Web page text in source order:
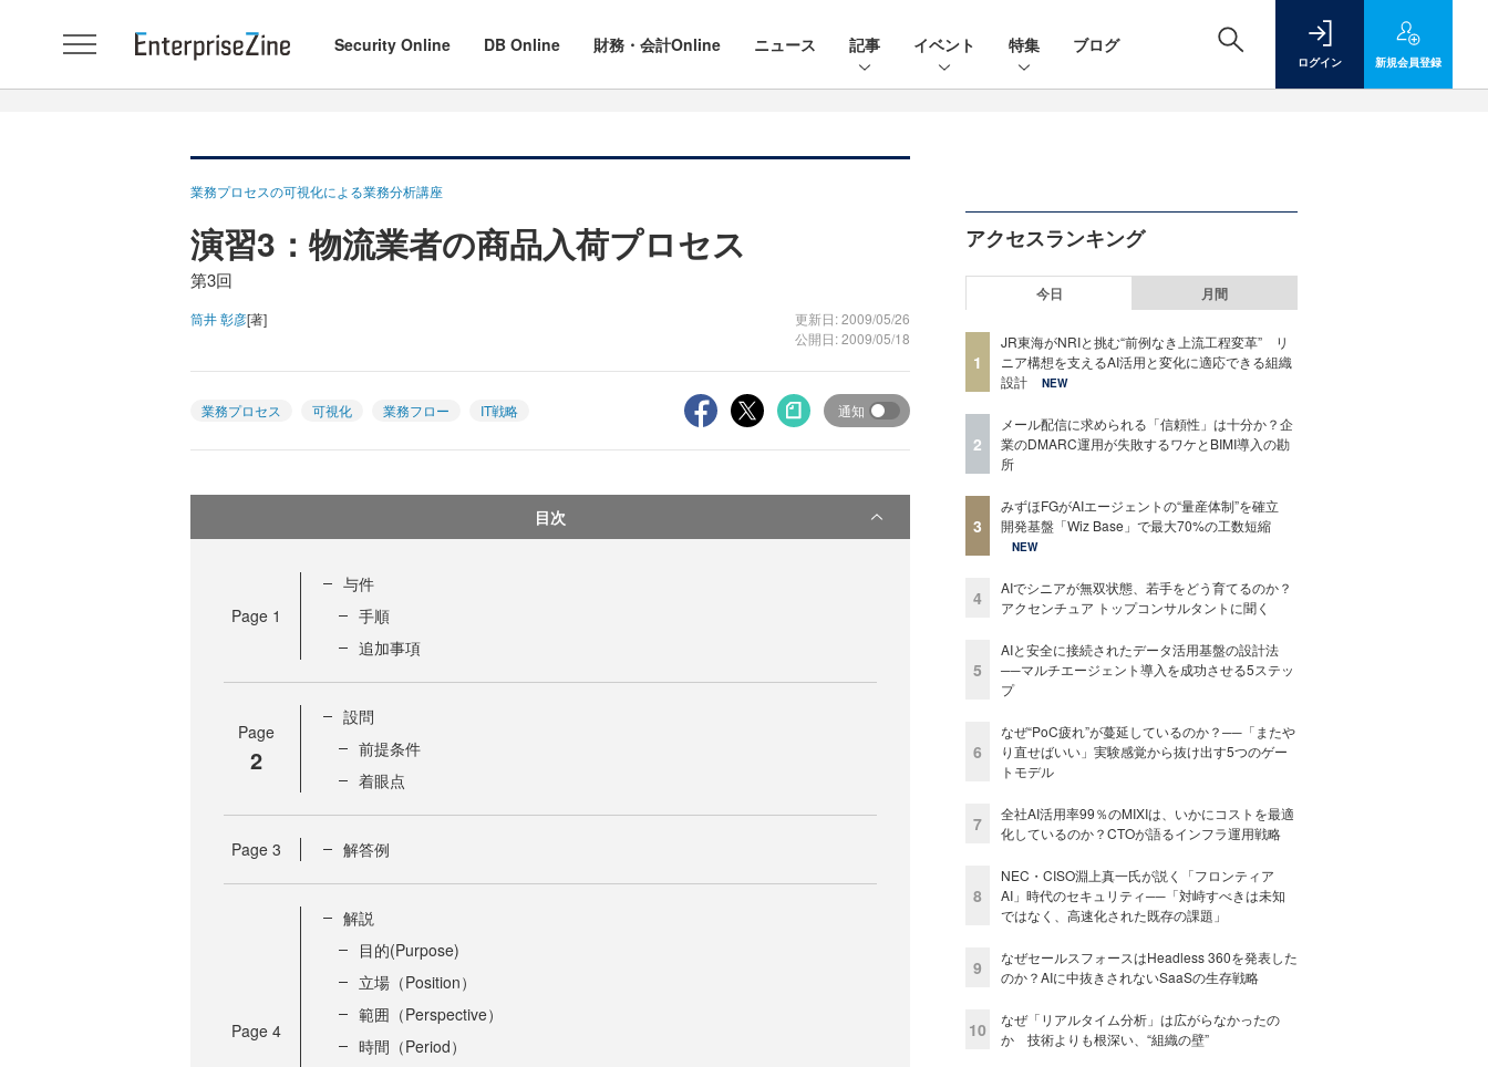
Security Online DB Online 財務・会計Online ニュース 記事 イベント 特集 ブログ
ログイン 新規会員登録
業務プロセスの可視化による業務分析講座
演習3：物流業者の商品入荷プロセス
第3回
筒井 彰彦[著]
更新日: 2009/05/26
公開日: 2009/05/18
業務プロセス 可視化 業務フロー IT戦略 通知
目次
Page 1
与件
手順
追加事項
Page
2
設問
前提条件
着眼点
Page 3 解答例
Page 4
解説
目的(Purpose)
立場（Position）
範囲（Perspective）
時間（Period）
アクセスランキング
今日 月間
1
JR東海がNRIと挑む“前例なき上流工程変革” リ
ニア構想を支えるAI活用と変化に適応できる組織
設計
NEW
2
メール配信に求められる「信頼性」は十分か？企
業のDMARC運用が失敗するワケとBIMI導入の勘
所
3
みずほFGがAIエージェントの“量産体制”を確立
開発基盤「Wiz Base」で最大70%の工数短縮
NEW
4
AIでシニアが無双状態、若手をどう育てるのか？
アクセンチュア トップコンサルタントに聞く
5
AIと安全に接続されたデータ活用基盤の設計法
──マルチエージェント導入を成功させる5ステッ
プ
6
なぜ“PoC疲れ”が蔓延しているのか？──「またや
り直せばいい」実験感覚から抜け出す5つのゲー
トモデル
7
全社AI活用率99％のMIXIは、いかにコストを最適
化しているのか？CTOが語るインフラ運用戦略
8
NEC・CISO淵上真一氏が説く「フロンティア
AI」時代のセキュリティ──「対峙すべきは未知
ではなく、高速化された既存の課題」
9
なぜセールスフォースはHeadless 360を発表した
のか？AIに中抜きされないSaaSの生存戦略
10
なぜ「リアルタイム分析」は広がらなかったの
か 技術よりも根深い、“組織の壁”